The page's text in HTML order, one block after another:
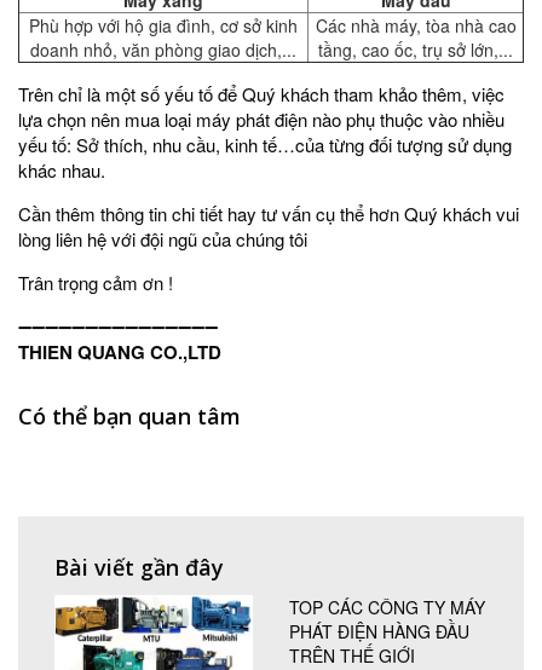
Phù hợp với hộ gia đình, cơ sở kinh
doanh nhỏ, văn phòng giao dịch,...
Các nhà máy, tòa nhà cao
tầng, cao ốc, trụ sở lớn,...
Trên chỉ là một số yếu tố để Quý khách tham khảo thêm, việc
lựa chọn nên mua loại máy phát điện nào phụ thuộc vào nhiều
yếu tố: Sở thích, nhu cầu, kinh tế…của từng đối tượng sử dụng
khác nhau.
Cần thêm thông tin chi tiết hay tư vấn cụ thể hơn Quý khách vui
lòng liên hệ với đội ngũ của chúng tôi
Trân trọng cảm ơn !
➖➖➖➖➖➖➖➖➖➖➖➖➖➖➖
THIEN QUANG CO.,LTD
Có thể bạn quan tâm
Bài viết gần đây
TOP CÁC CÔNG TY MÁY
PHÁT ĐIỆN HÀNG ĐẦU
TRÊN THẾ GIỚI